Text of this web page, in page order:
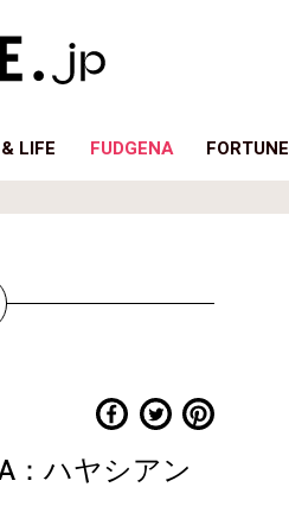
LIFE FUDGENA FORTUNE
：ハヤシアン